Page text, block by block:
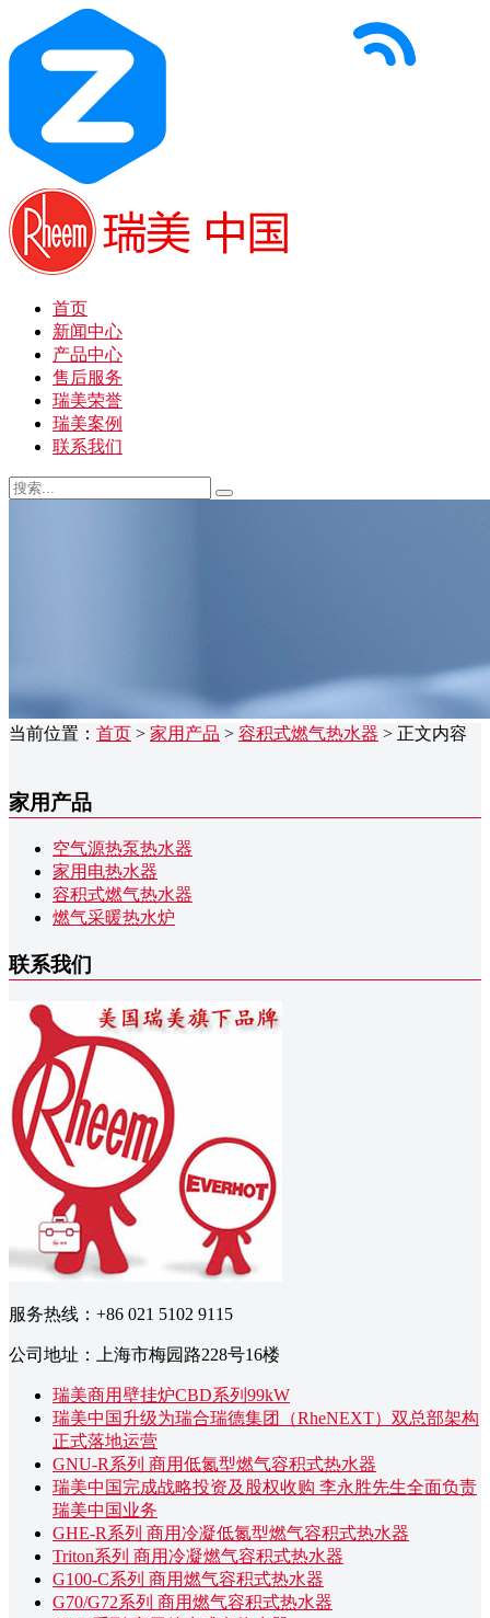
首页
新闻中心
产品中心
售后服务
瑞美荣誉
瑞美案例
联系我们
当前位置： 首页 > 家用产品 > 容积式燃气热水器 > 正文内容
家用产品
空气源热泵热水器
家用电热水器
容积式燃气热水器
燃气采暖热水炉
联系我们
服务热线：+86 021 5102 9115
公司地址：上海市梅园路228号16楼
瑞美商用壁挂炉CBD系列99kW
瑞美中国升级为瑞合瑞德集团（RheNEXT）双总部架构
正式落地运营
GNU-R系列 商用低氮型燃气容积式热水器
瑞美中国完成战略投资及股权收购 李永胜先生全面负责
瑞美中国业务
GHE-R系列 商用冷凝低氮型燃气容积式热水器
Triton系列 商用冷凝燃气容积式热水器
G100-C系列 商用燃气容积式热水器
G70/G72系列 商用燃气容积式热水器